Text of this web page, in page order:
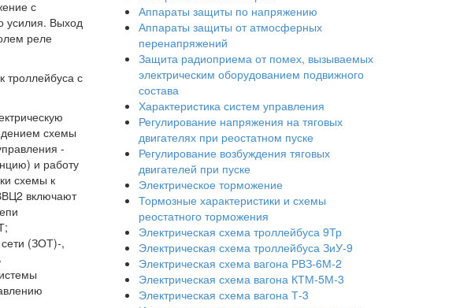
с
усилия. Выход
реле
троллейбуса с
схемы
-
и работу
схемы к
включают
сети (ЗОТ)-,
Аппараты защиты по напряжению
Аппараты защиты от атмосферных
перенапряжений
Защита радиоприема от помех, вызываемых
электрическим оборудованием подвижного
состава
Характеристика систем управления
Регулирование напряжения на тяговых
двигателях при реостатном пуске
Регулирование возбуждения тяговых
двигателей при пуске
Электрическое торможение
Тормозные характеристики и схемы
реостатного торможения
Электрическая схема троллейбуса 9Тр
Электрическая схема троллейбуса ЗиУ-9
Электрическая схема вагона РВЗ-6М-2
Электрическая схема вагона КТМ-5М-3
Электрическая схема вагона Т-3